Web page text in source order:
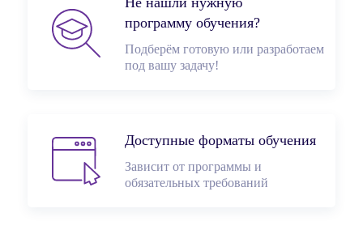
программу обучения?
Подберём готовую или разработаем
под вашу задачу!
Доступные форматы обучения
Зависит от программы и
обязательных требований